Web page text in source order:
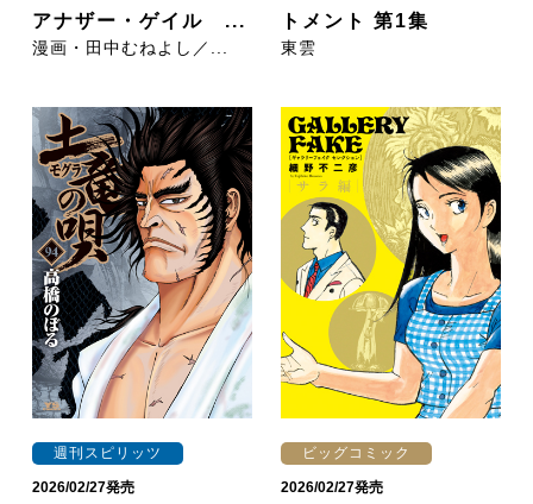
アナザー・ゲイル ...
漫画・田中むねよし／...
トメント 第1集
東雲
週刊スピリッツ
2026/02/27発売
ビッグコミック
2026/02/27発売